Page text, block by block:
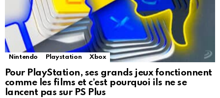
Nintendo Playstation Xbox
Pour PlayStation, ses grands jeux fonctionnent
comme les films et c’est pourquoi ils ne se
lancent pas sur PS Plus